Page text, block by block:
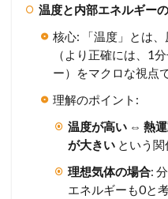
温度と内部エネルギー
核心: 「温度」とは
（より正確には、1
ー）をマクロな視点
理解のポイント:
温度が高い ⇔ 熱
が大きい という関
理想気体の場合:
エネルギーも0と